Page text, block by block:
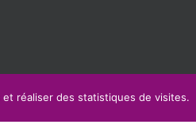
réaliser des statistiques de visites.